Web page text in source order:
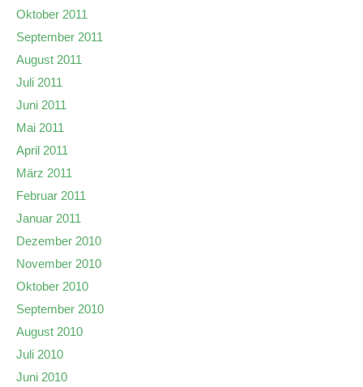
Oktober 2011
September 2011
August 2011
Juli 2011
Juni 2011
Mai 2011
April 2011
März 2011
Februar 2011
Januar 2011
Dezember 2010
November 2010
Oktober 2010
September 2010
August 2010
Juli 2010
Juni 2010